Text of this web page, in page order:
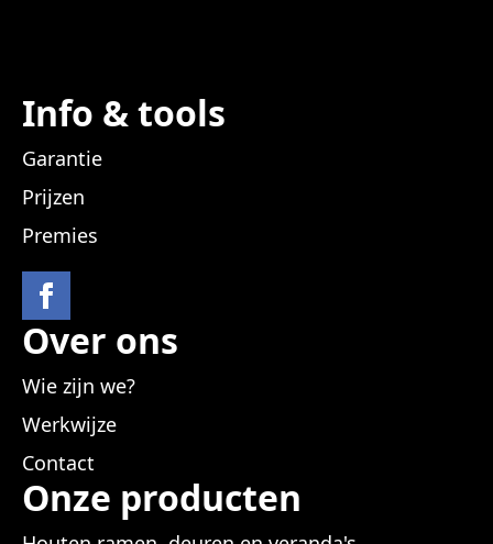
Info & tools
Garantie
Prijzen
Premies
Over ons
Wie zijn we?
Werkwijze
Contact
Onze producten